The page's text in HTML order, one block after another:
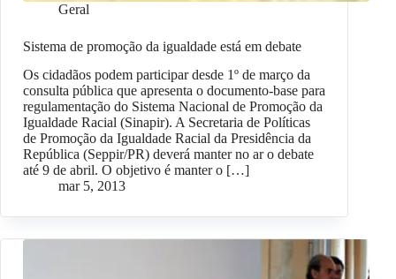
Geral
Sistema de promoção da igualdade está em debate
Os cidadãos podem participar desde 1º de março da
consulta pública que apresenta o documento-base para
regulamentação do Sistema Nacional de Promoção da
Igualdade Racial (Sinapir). A Secretaria de Políticas
de Promoção da Igualdade Racial da Presidência da
República (Seppir/PR) deverá manter no ar o debate
até 9 de abril. O objetivo é manter o […]
mar 5, 2013